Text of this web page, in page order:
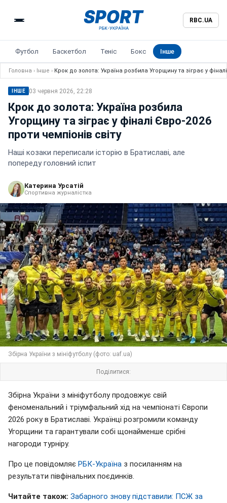
RBC.UA
Футбол Баскетбол Теніс Бокс Інше
Головна › Інше › Крок до золота: Україна розбила Угорщину та зіграє у
ІНШЕ 03 червня 2026, 22:28
Крок до золота: Україна розбила
Угорщину та зіграє у фіналі Євро-2026
проти чемпіонів світу
Наші козаки переписали історію в Братиславі, але
попереду головний іспит
Катерина Урсатій
Спортивна журналістка
Збірна України з мініфутболу (фото: uaf.ua)
Поділитися:
Збірна України з мініфутболу продовжує свій
феноменальний і тріумфальний хід на чемпіонаті Європи
2026 року в Братиславі. Українці розгромили команду
Угорщини та гарантували собі щонайменше срібні
нагороди турніру.
Про це повідомляє РБК-Україна з посиланням на
результати півфінальних поєдинків.
Читайте також: Забарного знову підставили: ПСЖ за